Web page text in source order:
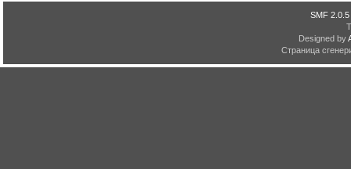
SMF 2.0.5
Designed by
Страница